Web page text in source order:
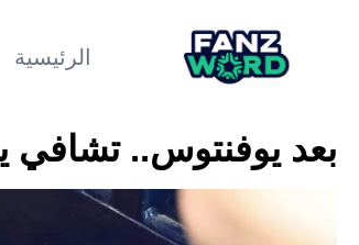
الرئيسية
بعد يوفنتوس.. تشافي